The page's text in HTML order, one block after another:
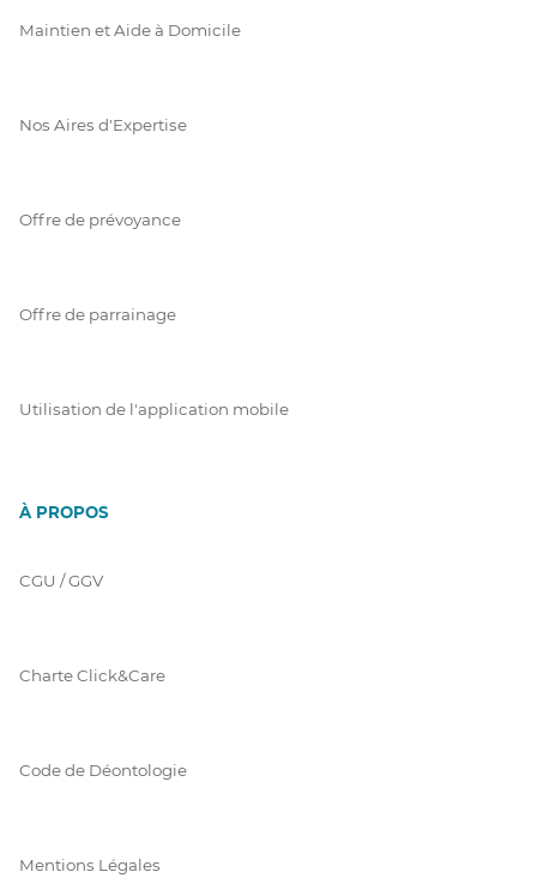
Maintien et Aide à Domicile
Nos Aires d'Expertise
Offre de prévoyance
Offre de parrainage
Utilisation de l'application mobile
À PROPOS
CGU / GGV
Charte Click&Care
Code de Déontologie
Mentions Légales